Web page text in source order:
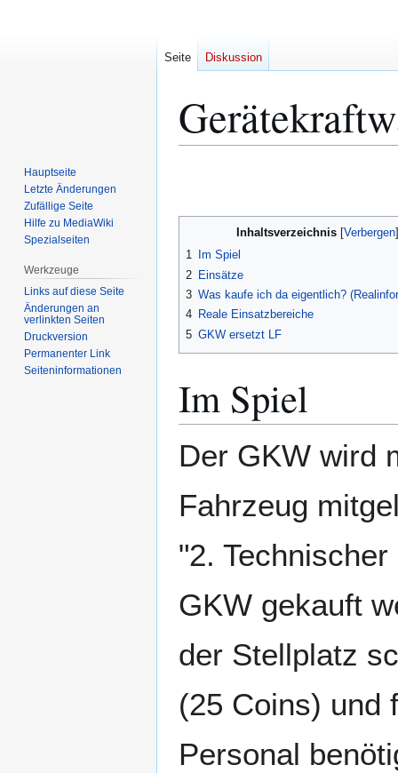
Inhaltsverzeichnis
1
Im Spiel
2 Einsätze
3 Was kaufe ich da eigentlich?
4 Reale Einsatzbereiche
5 GKW ersetzt LF
Im Spiel
Der GKW wird
Fahrzeug
"2.
GKW gekauft
der Stellplatz
(25 Coins) und
Personal
Seite Diskussion
Hauptseite
Letzte Änderungen
Zufällige Seite
Hilfe zu MediaWiki
Spezialseiten
Werkzeuge
Links auf diese Seite
Änderungen an
verlinkten Seiten
Druckversion
Permanenter Link
Seiten­­informationen